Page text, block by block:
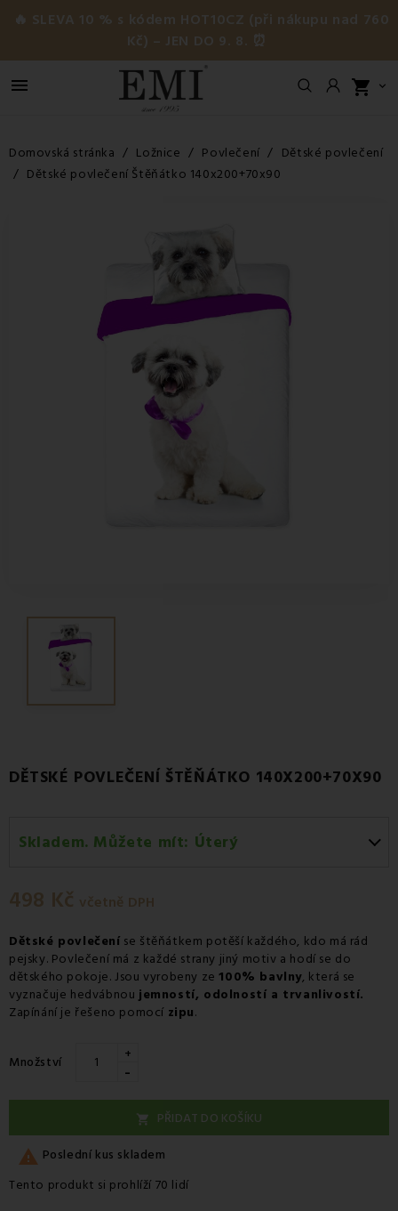
🔥 SLEVA 10 % s kódem HOT10CZ (při nákupu nad 760
Kč) – JEN DO 9. 8. ⏰
 shopping_cart 
Domovská stránka Ložnice Povlečení
Dětské povlečení
Dětské povlečení Štěňátko 140x200+70x90
DĚTSKÉ POVLEČENÍ ŠTĚŇÁTKO 140X200+70X90
Skladem. Můžete mít: Úterý
Zásilkovna.
498 Kč včetně DPH
Dětské povlečení se štěňátkem potěší každého, kdo má rád
pejsky. Povlečení má z každé strany jiný motiv a hodí se do
dětského pokoje. Jsou vyrobeny ze100% bavlny, která se
vyznačuje hedvábnou jemností, odolností a trvanlivostí.
Zapínání je řešeno pomocí zipu.
Množství +
-
 PŘIDAT DO KOŠÍKU
 Poslední kus skladem
Tento produkt si prohlíží 70 lidí